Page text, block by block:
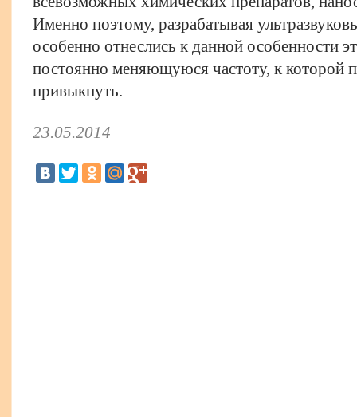
Именно поэтому, разрабатывая
особенно отнеслись к данной особенности
постоянно меняющуюся частоту, к которой
привыкнуть.
23.05.2014